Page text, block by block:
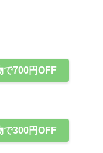
で700円OFF
で300円OFF